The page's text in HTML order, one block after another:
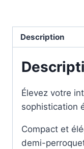
Description
Élevez votre
sophistication
Compact et
demi-